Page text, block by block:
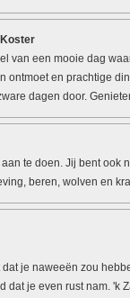
van een mooie dag
ontmoet en prachtige
dagen door.
te doen. Jij bent ook
beren, wolven en
dat je naweeën zou
dat je even rust nam. 'k